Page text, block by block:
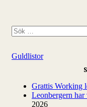
S
ö
e
Guldlistor
Grattis Working
Leonbergern har
2026